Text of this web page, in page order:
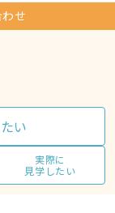
せ
い
実際に
見学したい